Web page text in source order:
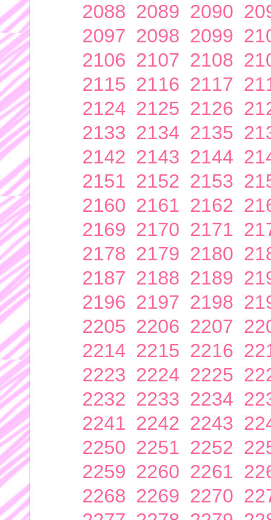
2088 2089 2090
2097 2098 2099
2106 2107 2108
2115 2116 2117
2124 2125 2126
2133 2134 2135
2142 2143 2144
2151 2152 2153
2160 2161 2162
2169 2170 2171
2178 2179 2180
2187 2188 2189
2196 2197 2198
2205 2206 2207
2214 2215 2216
2223 2224 2225
2232 2233 2234
2241 2242 2243
2250 2251 2252
2259 2260 2261
2268 2269 2270